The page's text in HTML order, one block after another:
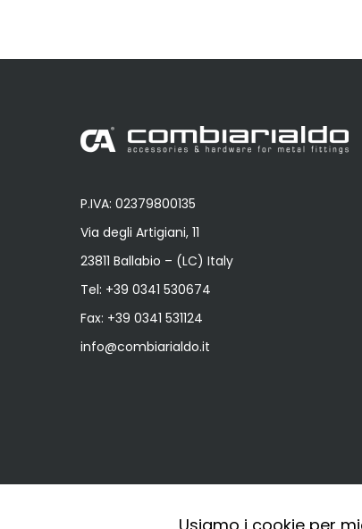
P.IVA: 02379800135
Via degli Artigiani, 11
23811 Ballabio – (LC) Italy
Tel: +39 0341 530674
Fax: +39 0341 531124
info@combiarialdo.it